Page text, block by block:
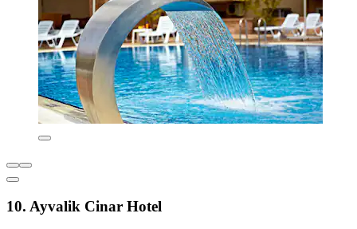
10. Ayvalik Cinar Hotel